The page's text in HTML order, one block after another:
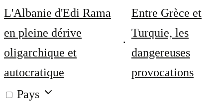
L'Albanie d'Edi Rama
en pleine dérive
oligarchique et
autocratique
Entre Grèce et
Turquie, les
dangereuses
provocations
Pays